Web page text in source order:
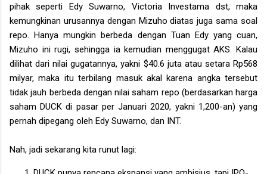
pihak seperti Edy Suwarno, Victoria Investama dst, maka
kemungkinan urusannya dengan Mizuho diatas juga sama soal
repo. Hanya mungkin berbeda dengan Tuan Edy yang cuan,
Mizuho ini rugi, sehingga ia kemudian menggugat AKS. Kalau
dilihat dari nilai gugatannya, yakni $40.6 juta atau setara Rp568
milyar, maka itu terbilang masuk akal karena angka tersebut
tidak jauh berbeda dengan nilai saham repo (berdasarkan harga
saham DUCK di pasar per Januari 2020, yakni 1,200-an) yang
pernah dipegang oleh Edy Suwarno, dan INT.
Nah, jadi sekarang kita runut lagi: